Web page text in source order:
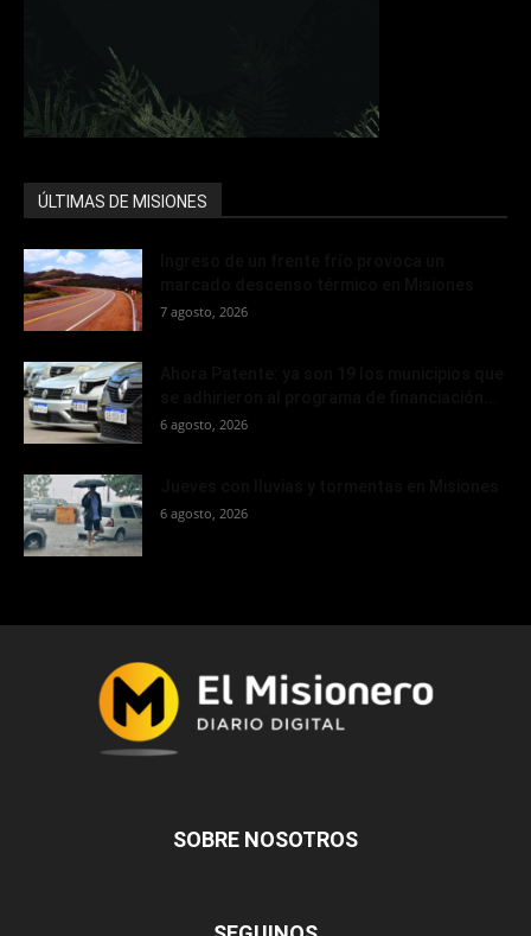
ÚLTIMAS DE MISIONES
7 agosto, 2026
6 agosto, 2026
6 agosto, 2026
SOBRE NOSOTROS